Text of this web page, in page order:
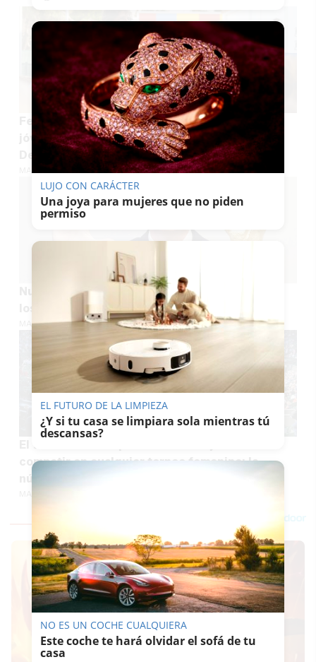
Feliciano López, entrenador por un día de las
jóvenes promesas del tenis en el I Foro del
Deporte en Verano en Jerez
MARÍA CRISOL
Nuevo frente para Infantino: la UEFA confirma
los pagos a una empleada 'vinculada' a él
MARÍA CRISOL
competir en cualquier torneo femenino: la
LUJO CON CARÁCTER
Una joya para mujeres que no piden
permiso
EL FUTURO DE LA LIMPIEZA
¿Y si tu casa se limpiara sola mientras tú
descansas?
NO ES UN COCHE CUALQUIERA
Este coche te hará olvidar el sofá de tu
casa